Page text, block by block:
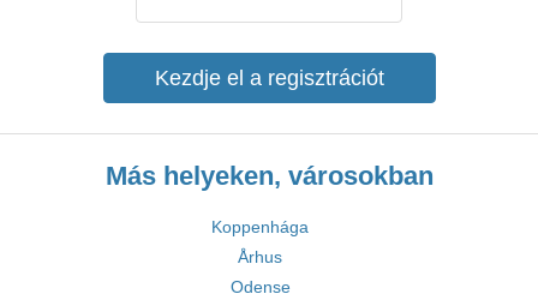
Kezdje el a regisztrációt
Más helyeken, városokban
Koppenhága
Århus
Odense